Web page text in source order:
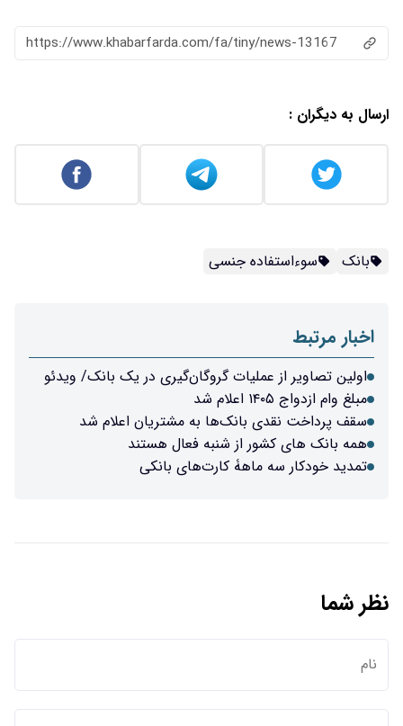
https://www.khabarfarda.com/fa/tiny/news-13167
ارسال به دیگران :
بانک سوءاستفاده جنسی
اخبار مرتبط
اولین تصاویر از عملیات گروگان‌گیری در یک بانک/ ویدئو
مبلغ وام ازدواج ۱۴۰۵ اعلام شد
سقف پرداخت نقدی بانک‌ها به مشتریان اعلام شد
همه بانک های کشور از شنبه فعال هستند
تمدید خودکار سه ماهۀ کارت‌های بانکی
نظر شما